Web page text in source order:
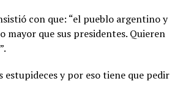
con que: “el pueblo argentino y
mayor que sus presidentes. Quieren
estupideces y por eso tiene que pedir